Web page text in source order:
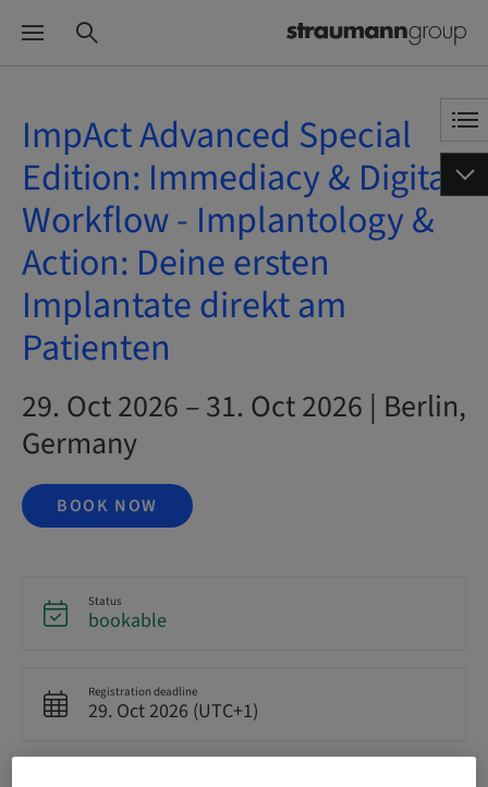
ImpAct Advanced Special
Edition: Immediacy & Digital
Workflow - Implantology &
Action: Deine ersten
Implantate direkt am
Patienten
29. Oct 2026 – 31. Oct 2026 | Berlin,
Germany
BOOK NOW
Status
bookable
Registration deadline
29. Oct 2026 (UTC+1)